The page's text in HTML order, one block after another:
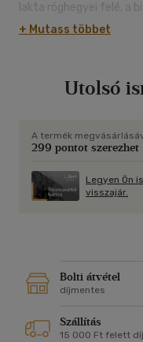
lakta röghegyei felé, a
Az esélyekkel Lirian is
győzelemhez köznapi
+ Mutass többet
Utolsó
A termék
299 pontot szerezhet
Legyen Ön
visszajár.
Bolti átvétel
díjmentes
Szállítás
15 000 Ft felett